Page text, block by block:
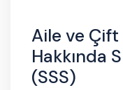
Aile ve Çift
Hakkında
(SSS)